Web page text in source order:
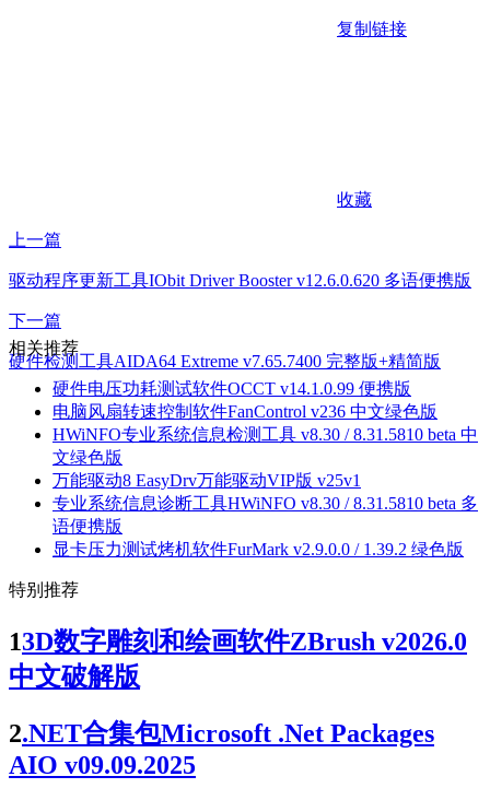
复制链接
收藏
上一篇
驱动程序更新工具IObit Driver Booster v12.6.0.620 多语便携版
下一篇
硬件检测工具AIDA64 Extreme v7.65.7400 完整版+精简版
相关推荐
硬件电压功耗测试软件OCCT v14.1.0.99 便携版
电脑风扇转速控制软件FanControl v236 中文绿色版
HWiNFO专业系统信息检测工具 v8.30 / 8.31.5810 beta 中
文绿色版
万能驱动8 EasyDrv万能驱动VIP版 v25v1
专业系统信息诊断工具HWiNFO v8.30 / 8.31.5810 beta 多
语便携版
显卡压力测试烤机软件FurMark v2.9.0.0 / 1.39.2 绿色版
特别推荐
13D数字雕刻和绘画软件ZBrush v2026.0
中文破解版
2.NET合集包Microsoft .Net Packages
AIO v09.09.2025